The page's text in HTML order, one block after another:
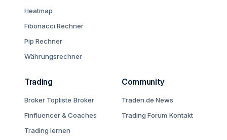
Heatmap
Fibonacci Rechner
Pip Rechner
Währungsrechner
Trading
Broker Topliste Broker
Finfluencer & Coaches
Trading lernen
Community
Traden.de News
Trading Forum Kontakt